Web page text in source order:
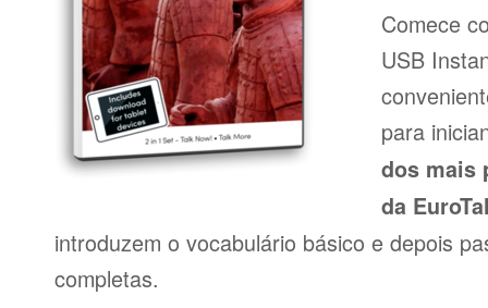
Comece
USB
para
dos mais
da
introduzem o vocabulário básico e depois
completas.